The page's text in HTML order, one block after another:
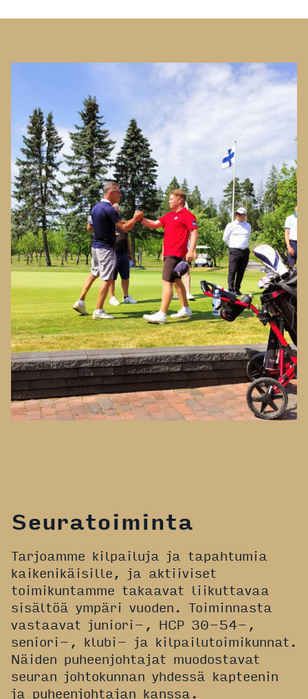
Seuratoiminta
Tarjoamme kilpailuja ja tapahtumia
kaikenikäisille, ja aktiiviset
toimikuntamme takaavat liikuttavaa
sisältöä ympäri vuoden. Toiminnasta
vastaavat juniori-, HCP 30-54-,
seniori-, klubi- ja kilpailutoimikunnat.
Näiden puheenjohtajat muodostavat
seuran johtokunnan yhdessä kapteenin
ja puheenjohtajan kanssa.